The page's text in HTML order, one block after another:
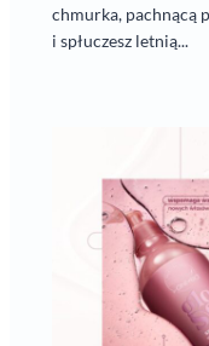
chmurka, pachnącą
i spłuczesz letnią...